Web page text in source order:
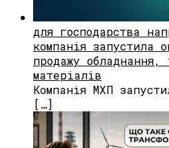
для господарства
компанія запустила
продажу обладнання,
матеріалів
Компанія МХП
[…]